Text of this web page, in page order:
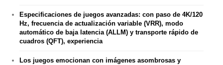
Especificaciones de juegos avanzadas: con paso de 4K/120
Hz, frecuencia de actualización variable (VRR), modo
automático de baja latencia (ALLM) y transporte rápido de
cuadros (QFT), experiencia
Los juegos emocionan con imágenes asombrosas y